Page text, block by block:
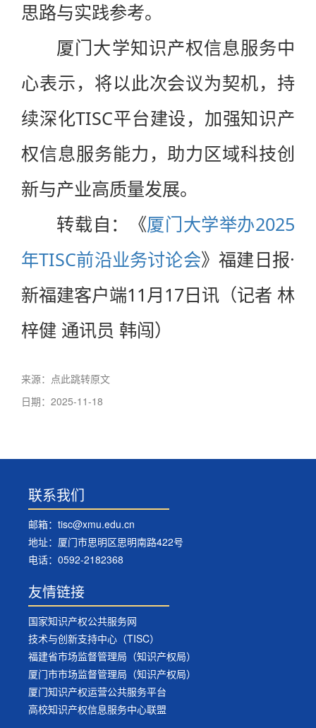
思路与实践参考。
厦门大学知识产权信息服务中
心表示，将以此次会议为契机，持
续深化TISC平台建设，加强知识产
权信息服务能力，助力区域科技创
新与产业高质量发展。
转载自：《厦门大学举办2025
年TISC前沿业务讨论会》福建日报·
新福建客户端11月17日讯（记者 林
梓健 通讯员 韩闯）
来源： 点此跳转原文
日期：2025-11-18
联系我们
邮箱：tisc@xmu.edu.cn
地址：厦门市思明区思明南路422号
电话：0592-2182368
友情链接
国家知识产权公共服务网
技术与创新支持中心（TISC）
福建省市场监督管理局（知识产权局）
厦门市市场监督管理局（知识产权局）
厦门知识产权运营公共服务平台
高校知识产权信息服务中心联盟